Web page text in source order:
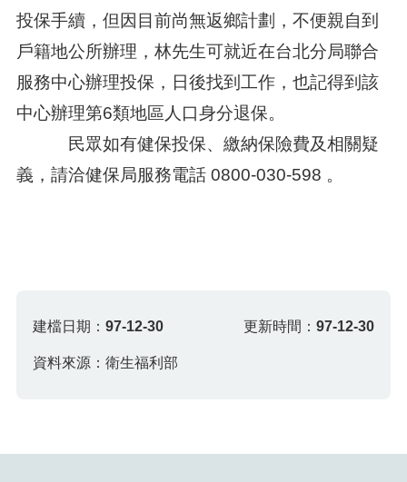
投保手續，但因目前尚無返鄉計劃，不便親自到
戶籍地公所辦理，林先生可就近在台北分局聯合
服務中心辦理投保，日後找到工作，也記得到該
中心辦理第6類地區人口身分退保。
民眾如有健保投保、繳納保險費及相關疑
義，請洽健保局服務電話 0800-030-598 。
建檔日期：97-12-30 更新時間： 97-12-30
資料來源：衛生福利部